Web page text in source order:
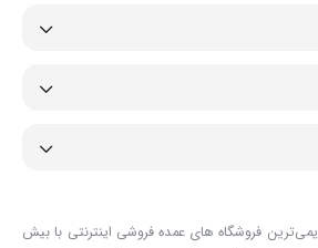
فروشگاه های عمده فروشی اینترنتی با بیش